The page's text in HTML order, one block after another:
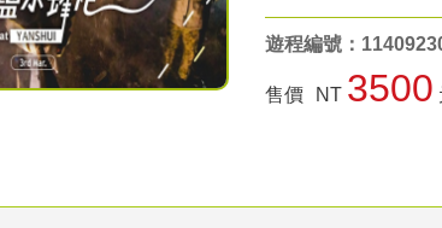
遊程編號：
售價 NT 3500